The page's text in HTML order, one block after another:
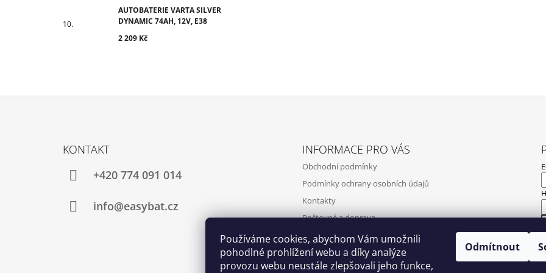
Používáme cookies, abychom Vám umožnili
pohodlné prohlížení webu a díky analýze
provozu webu neustále zlepšovali jeho funkce,
Odmítnout
AUTOBATERIE VARTA SILVER
DYNAMIC 74AH, 12V, E38
2 209 Kč
KONTAKT
+420 774 091 014
info@easybat.cz
INFORMACE PRO VÁS
Obchodní podmínky
Podmínky ochrany osobních údajů
Kontakty
Poštovné a doprava
Napište nám
Ověření recenzí
Zpětný odběr elektrozařízení, baterií a akumulátorů